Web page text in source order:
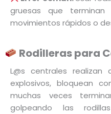
gruesas que terminan
movimientos rápidos o
Rodilleras para
L@s centrales realizan
explosivos, bloquean
muchas veces
golpeando las